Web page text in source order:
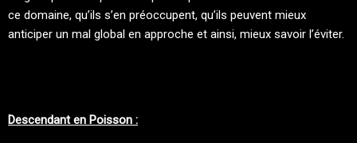
ce domaine, qu’ils s’en préoccupent, qu’ils peuvent mieux
anticiper un mal global en approche et ainsi, mieux savoir l’éviter.
Descendant en Poisson :